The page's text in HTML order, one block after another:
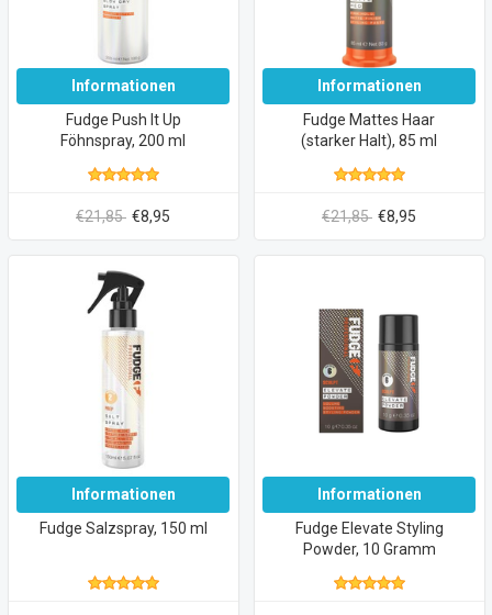
Informationen
Fudge Push It Up
Föhnspray, 200 ml
€21,85 €8,95
Informationen
Fudge Mattes Haar
(starker Halt), 85 ml
€21,85 €8,95
Informationen
Fudge Salzspray, 150 ml
Informationen
Fudge Elevate Styling
Powder, 10 Gramm